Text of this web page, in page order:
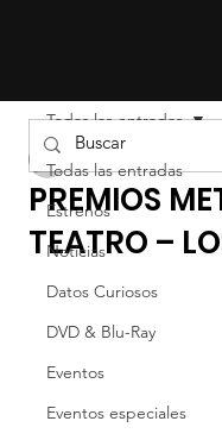
Todas las entradas
Estrenos
Noticias
Datos Curiosos
DVD & Blu-Ray
Eventos
Eventos especiales
Todas las entradas
PREMIOS
TEATRO –